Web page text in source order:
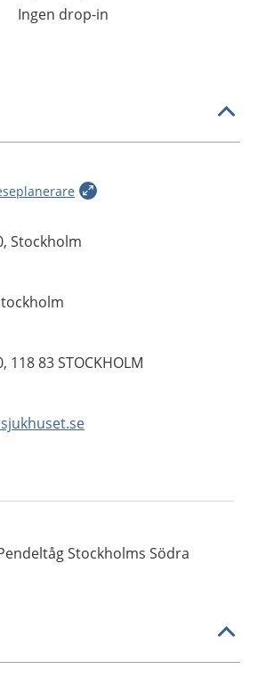
Ingen drop-in
Stockholm
118 83 STOCKHOLM
Stockholms Södra